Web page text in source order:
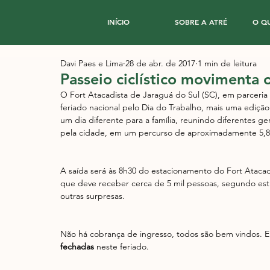
INÍCIO SOBRE A ATRÉ O
Passeio ciclístico movimenta
Davi Paes e Lima 28 de abr. de 2017 1 min de leitura
O Fort Atacadista de Jaraguá do Sul (SC), em
feriado nacional pelo Dia do Trabalho, mais uma
um dia diferente para a família, reunindo diferentes
pela cidade, em um percurso de aproximadamente
A saída será às 8h30 do estacionamento do Fort
que deve receber cerca de 5 mil pessoas, segundo
outras surpresas.
Não há cobrança de ingresso, todos são bem vindos.
fechadas neste feriado.